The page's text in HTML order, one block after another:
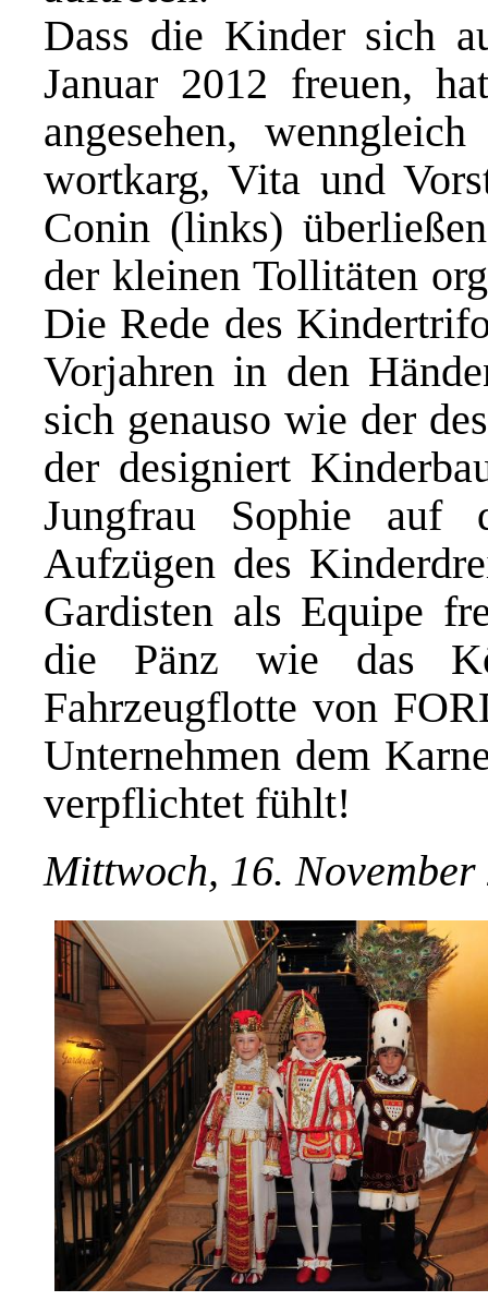
Dass die Kinder sich
Januar 2012 freuen,
angesehen,
wortkarg, Vita und
Conin (links)
der kleinen Tollitäten
Die Rede des
Vorjahren in den
sich genauso wie der
der designiert
Jungfrau Sophie auf
Aufzügen des
Gardisten als Equipe
die Pänz wie das
Fahrzeugflotte von
Unternehmen dem
verpflichtet fühlt!
Mittwoch, 16. November